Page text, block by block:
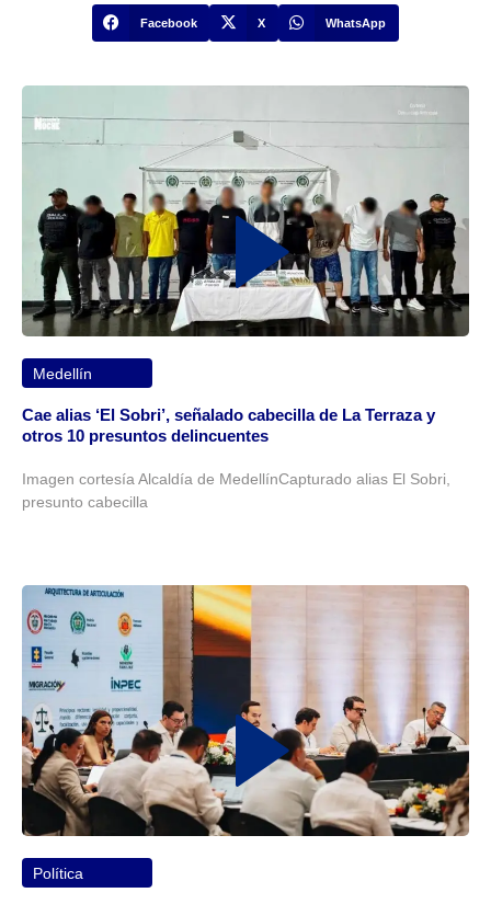
Facebook X WhatsApp
Medellín
Cae alias ‘El Sobri’, señalado cabecilla de La Terraza y
otros 10 presuntos delincuentes
Imagen cortesía Alcaldía de MedellínCapturado alias El Sobri,
presunto cabecilla
Política